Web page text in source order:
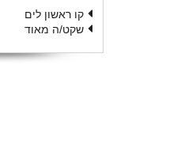
קו ראשון לים
שקט/ה מאוד